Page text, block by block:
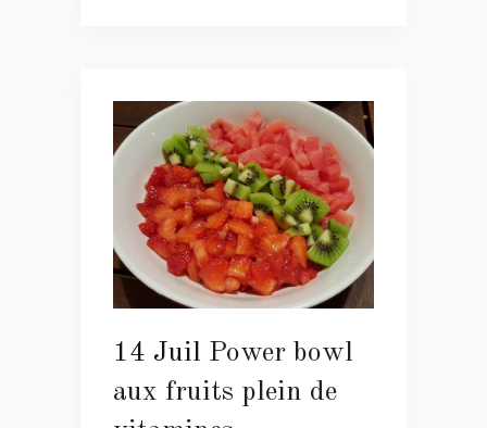
14 Juil Power bowl
aux fruits plein de